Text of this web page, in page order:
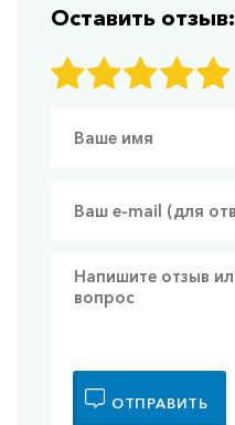
Оставить отзыв:
ОТПРАВИТЬ